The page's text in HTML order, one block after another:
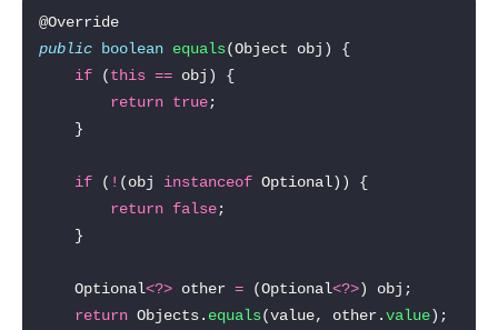
public
boolean equals
if (this ==
return true
if ( ! (obj instanceof
return false
    Optional
<?> other = (Optional<?>
return Objects. equals(value, other.value